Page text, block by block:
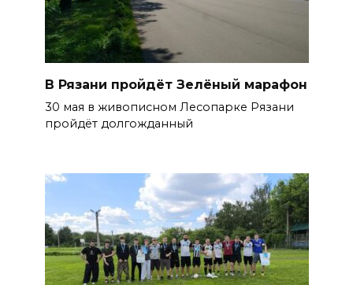
В Рязани пройдёт Зелёный марафон
30 мая в живописном Лесопарке Рязани
пройдёт долгожданный